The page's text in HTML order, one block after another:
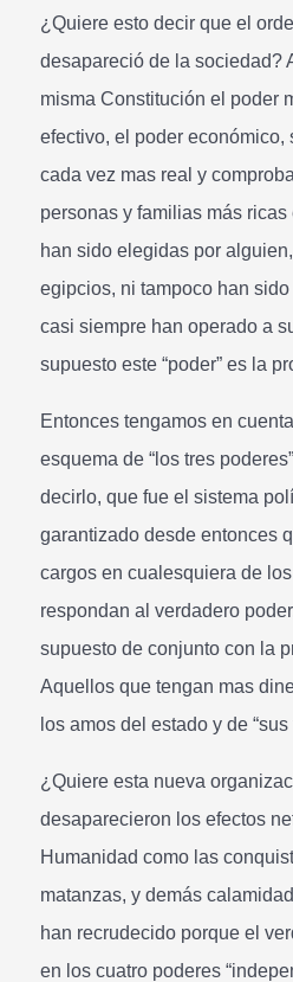
¿Quiere esto decir que el
desapareció de la sociedad?
misma Constitución el poder
efectivo, el poder
cada vez mas real y
personas y familias más
han sido elegidas por
egipcios, ni tampoco han
casi siempre han operado a
supuesto este “poder” es la
Entonces tengamos en
esquema de “los tres
decirlo, que fue el sistema
garantizado desde entonces
cargos en cualesquiera de
respondan al verdadero
supuesto de conjunto con la
Aquellos que tengan mas
los amos del estado y de “sus
¿Quiere esta nueva
desaparecieron los efectos
Humanidad como las
matanzas, y demás
han recrudecido porque el
en los cuatro poderes